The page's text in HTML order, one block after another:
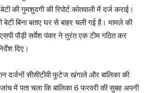
की गुमशुदगी की रिपोर्ट कोतवाली में दर्ज कराई।
बेटी बिना बताए घर से बाहर चली गई है। मामले की
पौड़ी सर्वेश पंवार ने तुरंत एक टीम गठित कर
दिए।
दर्जनों सीसीटीवी फुटेज खंगाले और बालिका की
में पता चला कि बालिका 6 फरवरी की सुबह अपनी